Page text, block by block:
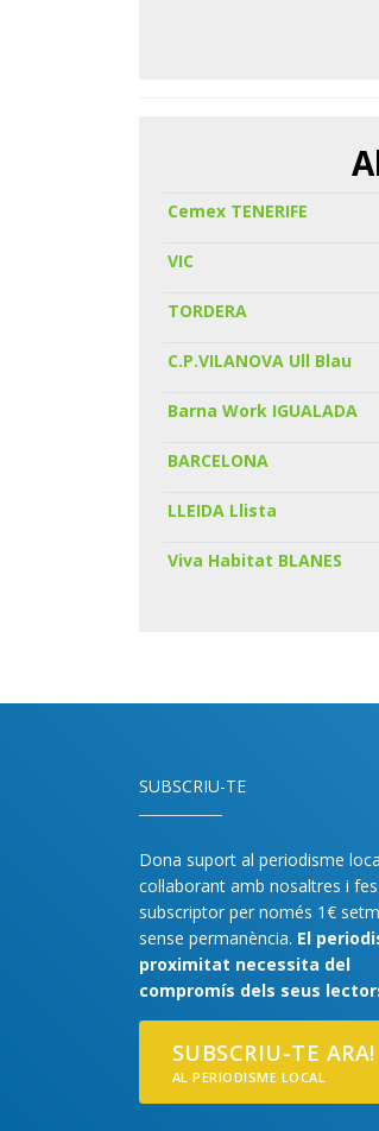
Cemex TENERIFE
VIC
TORDERA
C.P.VILANOVA Ull Blau
Barna Work IGUALADA
BARCELONA
LLEIDA Llista
Viva Habitat BLANES
SUBSCRIU-TE
Dona suport al periodisme
col·laborant amb nosaltres i
subscriptor per només 1€
sense permanència. El
proximitat necessita del
compromís dels seus
SUBSCRIU-TE ARA!
AL PERIODISME LOCAL